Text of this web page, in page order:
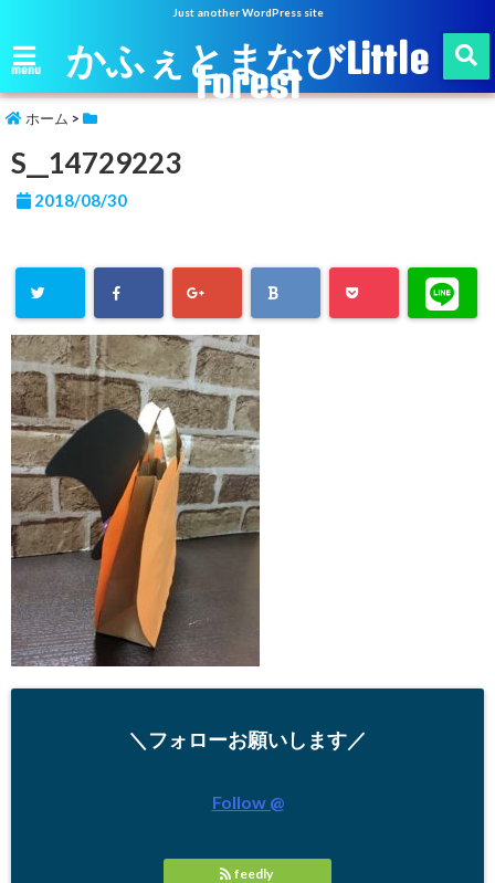
Just another WordPress site
menu かふぇとまなびLittle
Forest
ホーム >
S__14729223
2018/08/30
＼フォローお願いします／
Follow @
feedly